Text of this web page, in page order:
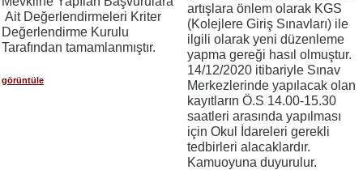
Ait Değerlendirmeleri Kriter
Değerlendirme Kurulu
Tarafından tamamlanmıştır.
görüntüle
artışlara önlem olarak KGS
(Kolejlere Giriş Sınavları) ile
ilgili olarak yeni düzenleme
yapma gereği hasıl olmuştur.
14/12/2020 itibariyle Sınav
Merkezlerinde yapılacak olan
kayıtların Ö.S 14.00-15.30
saatleri arasında yapılması
için Okul İdareleri gerekli
tedbirleri alacaklardır.
Kamuoyuna duyurulur.